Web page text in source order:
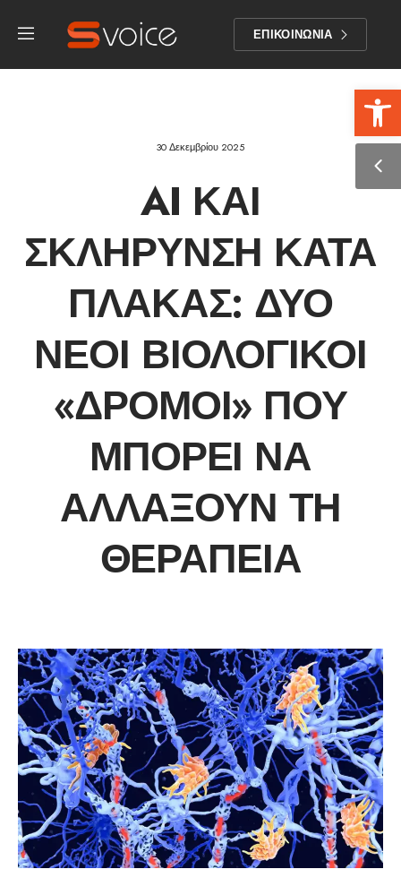
ΕΠΙΚΟΙΝΩΝΙΑ
30 Δεκεμβρίου 2025
AI ΚΑΙ
ΣΚΛΉΡΥΝΣΗ ΚΑΤΆ
ΠΛΆΚΑΣ: ΔΎΟ
ΝΈΟΙ ΒΙΟΛΟΓΙΚΟΊ
«ΔΡΌΜΟΙ» ΠΟΥ
ΜΠΟΡΕΊ ΝΑ
ΑΛΛΆΞΟΥΝ ΤΗ
ΘΕΡΑΠΕΊΑ